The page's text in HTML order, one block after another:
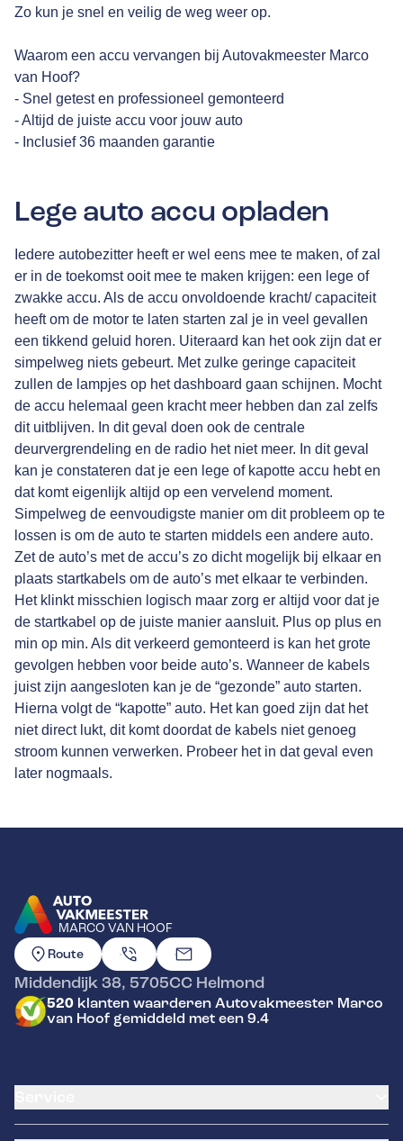
Zo kun je snel en veilig de weg weer op.
Waarom een accu vervangen bij Autovakmeester Marco
van Hoof?
- Snel getest en professioneel gemonteerd
- Altijd de juiste accu voor jouw auto
- Inclusief 36 maanden garantie
Lege auto accu opladen
Iedere autobezitter heeft er wel eens mee te maken, of zal
er in de toekomst ooit mee te maken krijgen: een lege of
zwakke accu. Als de accu onvoldoende kracht/ capaciteit
heeft om de motor te laten starten zal je in veel gevallen
een tikkend geluid horen. Uiteraard kan het ook zijn dat er
simpelweg niets gebeurt. Met zulke geringe capaciteit
zullen de lampjes op het dashboard gaan schijnen. Mocht
de accu helemaal geen kracht meer hebben dan zal zelfs
dit uitblijven. In dit geval doen ook de centrale
deurvergrendeling en de radio het niet meer. In dit geval
kan je constateren dat je een lege of kapotte accu hebt en
dat komt eigenlijk altijd op een vervelend moment.
Simpelweg de eenvoudigste manier om dit probleem op te
lossen is om de auto te starten middels een andere auto.
Zet de auto’s met de accu’s zo dicht mogelijk bij elkaar en
plaats startkabels om de auto’s met elkaar te verbinden.
Het klinkt misschien logisch maar zorg er altijd voor dat je
de startkabel op de juiste manier aansluit. Plus op plus en
min op min. Als dit verkeerd gemonteerd is kan het grote
gevolgen hebben voor beide auto’s. Wanneer de kabels
juist zijn aangesloten kan je de “gezonde” auto starten.
Hierna volgt de “kapotte” auto. Het kan goed zijn dat het
niet direct lukt, dit komt doordat de kabels niet genoeg
stroom kunnen verwerken. Probeer het in dat geval even
later nogmaals.
MARCO VAN HOOF
GA NAAR DE HOMEPAGINA
Route
Middendijk 38, 5705CC Helmond
520 klanten waarderen Autovakmeester Marco
van Hoof gemiddeld met een 9.4